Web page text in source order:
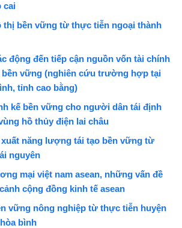
cai
thị bền vững từ thực tiễn ngoại thành
động đến tiếp cận nguồn vốn tài chính
bền vững (nghiên cứu trường hợp tại
tỉnh cao bằng)
kế bền vững cho người dân tái định
hồ thủy điện lai châu
xuất năng lượng tái tạo bền vững từ
nguyên
mại việt nam asean, những vấn đề
cộng đồng kinh tế asean
vững nông nghiệp từ thực tiễn huyện
bình